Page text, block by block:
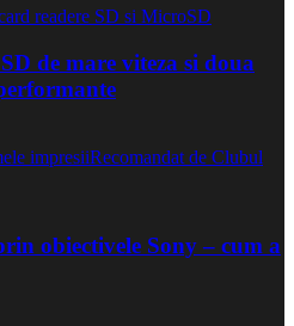
de mare viteza si doua
impresiiRecomandat de Clubul
obiectivele Sony – cum a